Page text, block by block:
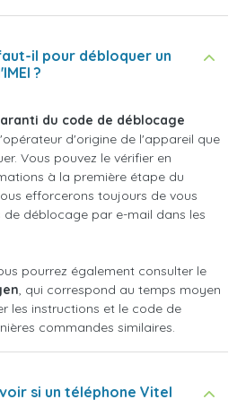
il pour débloquer un
?
du code de déblocage
d'origine de l'appareil que
Vous pouvez le vérifier en
à la première étape du
efforcerons toujours de vous
de déblocage par e-mail dans les
pourrez également consulter le
, qui correspond au temps moyen
les instructions et le code de
commandes similaires.
si un téléphone Vitel